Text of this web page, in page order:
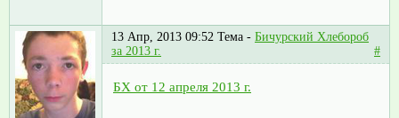
13 Апр, 2013 09:52 Тема - Бичурский Хлебороб
за 2013 г.
#
БХ от 12 апреля 2013 г.